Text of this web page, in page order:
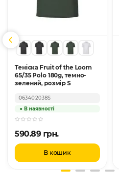
Теніска Fruit of the Loom
65/35 Polo 180g, темно-
зелений, розмір S
063402038S
590.89 грн.
В кошик